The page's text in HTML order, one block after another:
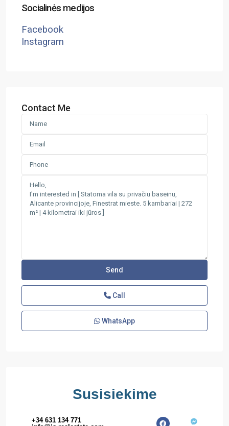
Socialinės medijos
Facebook
Instagram
Contact Me
Call
WhatsApp
Susisiekime
+34 631 134 771